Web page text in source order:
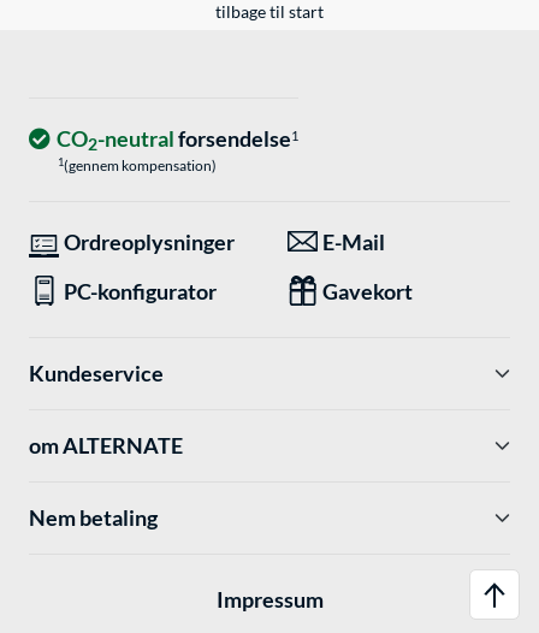
tilbage til start
CO2-neutralforsendelse1
1(gennem kompensation)
Ordreoplysninger
E-Mail
PC-konfigurator
Gavekort
Kundeservice
om ALTERNATE
Nem betaling
Impressum